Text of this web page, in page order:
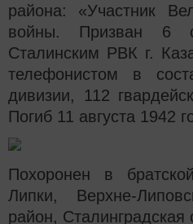
района: «Участник
войны. Призван 6
Сталинским РВК г.
телефонистом в
дивизии, 112
Погиб 11 августа 1942
Похоронен в
Липки, Верхне-
район, Сталинградская